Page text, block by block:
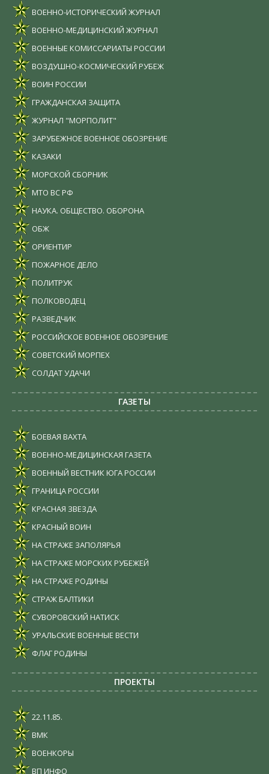
ВОЕННО-ИСТОРИЧЕСКИЙ ЖУРНАЛ
ВОЕННО-МЕДИЦИНСКИЙ ЖУРНАЛ
ВОЕННЫЕ КОМИССАРИАТЫ РОССИИ
ВОЗДУШНО-КОСМИЧЕСКИЙ РУБЕЖ
ВОИН РОССИИ
ГРАЖДАНСКАЯ ЗАЩИТА
ЖУРНАЛ "МОРПОЛИТ"
ЗАРУБЕЖНОЕ ВОЕННОЕ ОБОЗРЕНИЕ
КАЗАКИ
МОРСКОЙ СБОРНИК
МТО ВС РФ
НАУКА. ОБЩЕСТВО. ОБОРОНА
ОБЖ
ОРИЕНТИР
ПОЖАРНОЕ ДЕЛО
ПОЛИТРУК
ПОЛКОВОДЕЦ
РАЗВЕДЧИК
РОССИЙСКОЕ ВОЕННОЕ ОБОЗРЕНИЕ
СОВЕТСКИЙ МОРПЕХ
СОЛДАТ УДАЧИ
ГАЗЕТЫ
БОЕВАЯ ВАХТА
ВОЕННО-МЕДИЦИНСКАЯ ГАЗЕТА
ВОЕННЫЙ ВЕСТНИК ЮГА РОССИИ
ГРАНИЦА РОССИИ
КРАСНАЯ ЗВЕЗДА
КРАСНЫЙ ВОИН
НА СТРАЖЕ ЗАПОЛЯРЬЯ
НА СТРАЖЕ МОРСКИХ РУБЕЖЕЙ
НА СТРАЖЕ РОДИНЫ
СТРАЖ БАЛТИКИ
СУВОРОВСКИЙ НАТИСК
УРАЛЬСКИЕ ВОЕННЫЕ ВЕСТИ
ФЛАГ РОДИНЫ
ПРОЕКТЫ
22.11.85.
ВМК
ВОЕНКОРЫ
ВП ИНФО